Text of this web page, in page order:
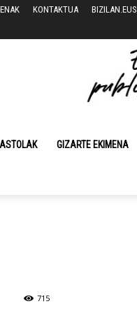
KONTAKTUA BIZILAN.EUS
GIZARTE EKIMENA
715